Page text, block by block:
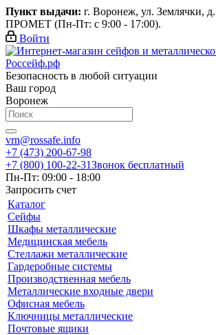
Пункт выдачи: г. Воронеж, ул. Землячки,
ПРОМЕТ (Пн-Пт: с 9:00 - 17:00).
Войти
Безопасность в любой ситуации
Ваш город
Воронеж
vrn@rossafe.info
+7 (473) 200-67-98
+7 (800) 100-22-31Звонок бесплатный
Пн-Пт: 09:00 - 18:00
Запросить счет
Каталог
Сейфы
Шкафы металлические
Медицинская мебель
Стеллажи металлические
Гардеробные системы
Производственная мебель
Металлические входные двери
Офисная мебель
Ключницы металлические
Почтовые ящики